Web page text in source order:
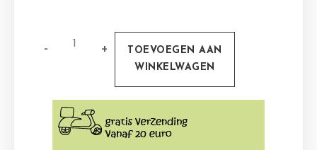
TOEVOEGEN AAN
WINKELWAGEN